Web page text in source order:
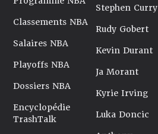
Classements NBA
Salaires NBA
Playoffs NBA
Dossiers NBA
Encyclopédie
TrashTalk
Stephen Curry
Rudy Gobert
Kevin Durant
Ja Morant
Kyrie Irving
Luka Doncic